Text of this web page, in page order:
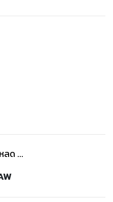
สะดวกให้แก่ประชาชน แต่
ในปัจจุบันส่วนใหญ่ยังไม่เอื้อ
าใช้ในการอนุญาตการให้
าชน ส่งผลให้ประชาชนมีภาระ
งเกินสมควร เป็นอุปสรรคต่อ
ข่งขันของประเทศ และไม่
ารทางอิเล็กทรอนิกส์เพื่อส่ง
นการตามแผนการปฏิรูป
นดิน (ฉบับปรับปรุง) กิจกรรม
หารงานและการบริการภาครัฐ
พระราชบัญญัตินี้
ลด ...